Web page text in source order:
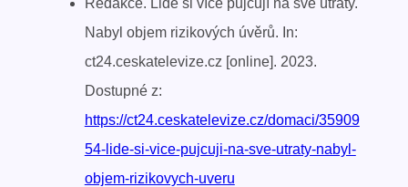
Redakce. Lidé si více půjčují na své útraty.
Nabyl objem rizikových úvěrů. In:
ct24.ceskatelevize.cz [online]. 2023.
Dostupné z:
https://ct24.ceskatelevize.cz/domaci/35909
54-lide-si-vice-pujcuji-na-sve-utraty-nabyl-
objem-rizikovych-uveru